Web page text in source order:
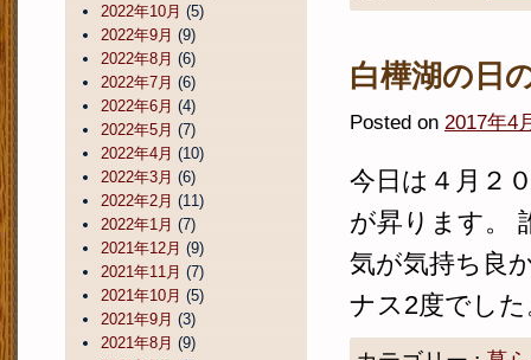
白樺湖の日
Posted on 2017年4
今日は４月２
が昇ります。
気が気持ち良
ナス2度でし
2022年10月 (5)
2022年9月 (9)
2022年8月 (6)
2022年7月 (6)
2022年6月 (4)
2022年5月 (7)
2022年4月 (10)
2022年3月 (6)
2022年2月 (11)
2022年1月 (7)
2021年12月 (9)
2021年11月 (7)
2021年10月 (5)
2021年9月 (3)
2021年8月 (9)